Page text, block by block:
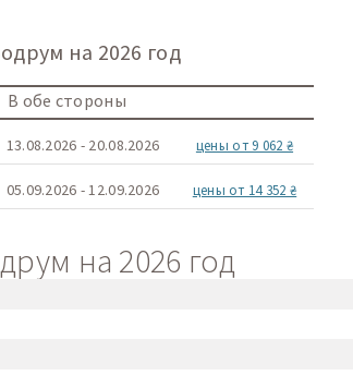
на 2026 год
В обе стороны
13.08.2026 - 20.08.2026 цены от 9 062 ₴
05.09.2026 - 12.09.2026 цены от 14 352 ₴
на 2026 год